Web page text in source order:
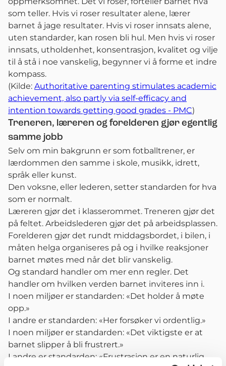
som teller. Hvis vi roser resultater alene, lærer
barnet å jage resultater. Hvis vi roser innsats alene,
uten standarder, kan rosen bli hul. Men hvis vi roser
innsats, utholdenhet, konsentrasjon, kvalitet og vilje
til å stå i noe vanskelig, begynner vi å forme et indre
kompass.
(Kilde: Authoritative parenting stimulates academic
achievement, also partly via self-efficacy and
intention towards getting good grades - PMC)
Treneren, læreren og forelderen gjør egentlig
samme jobb
Selv om min bakgrunn er som fotballtrener, er
lærdommen den samme i skole, musikk, idrett,
språk eller kunst.
Den voksne, eller lederen, setter standarden for hva
som er normalt.
Læreren gjør det i klasserommet. Treneren gjør det
på feltet. Arbeidslederen gjør det på arbeidsplassen.
Forelderen gjør det rundt middagsbordet, i bilen, i
måten helga organiseres på og i hvilke reaksjoner
barnet møtes med når det blir vanskelig.
Og standard handler om mer enn regler. Det
handler om hvilken verden barnet inviteres inn i.
I noen miljøer er standarden: «Det holder å møte
opp.»
I andre er standarden: «Her forsøker vi ordentlig.»
I noen miljøer er standarden: «Det viktigste er at
barnet slipper å bli frustrert.»
I andre er standarden: «Frustrasjon er en naturlig